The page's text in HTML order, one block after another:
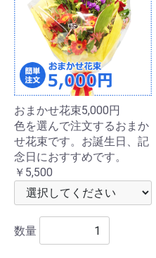
おまかせ花束5,000円
色を選んで注文するおまか
せ花束です。お誕生日、記
念日におすすめです。
￥5,500
数量